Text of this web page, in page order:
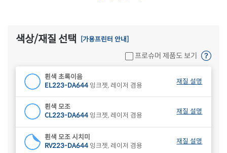
색상/재질 선택 [가용프린터 안내]
프로슈머 제품도 보기
흰색 초록이음
EL223-DA644 잉크젯, 레이저 겸용
재질 설명
흰색 모조
CL223-DA644 잉크젯, 레이저 겸용
재질 설명
흰색 모조 시치미
RV223-DA644 잉크젯, 레이저 겸용
재질 설명